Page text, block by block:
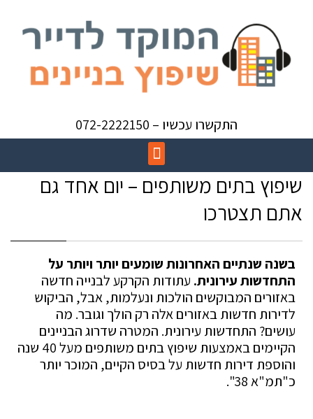
התקשרו עכשיו – 072-2222150
שיפוץ בתים משותפים – יום אחד גם
אתם תצטרכו
בשנה שנתיים האחרונות שומעים יותר ויותר על
התחדשות עירונית. עתודות הקרקע לבנייה חדשה
באזורים המבוקשים הולכות ונעלמות, אבל, הביקוש
לדירות חדשות באזורים אלה רק הולך וגובר. מה
עושים? התחדשות עירונית. המטרה שדרוג הבניינים
הקיימים באמצעות שיפוץ בתים משותפים מעל 40 שנה
והוספת דירות חדשות על בסיס הקיים, המוכר יותר
כ"תמ"א 38".